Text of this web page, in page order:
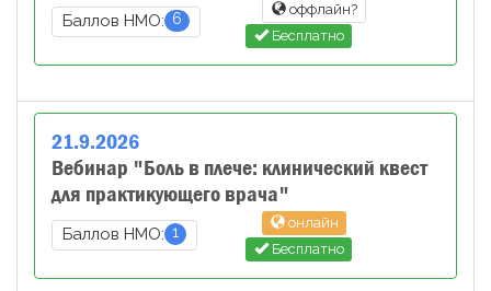
Баллов НМО: 6
оффлайн?
Бесплатно
21.9.2026
Вебинар "Боль в плече: клинический квест
для практикующего врача"
Баллов НМО: 1
онлайн
Бесплатно